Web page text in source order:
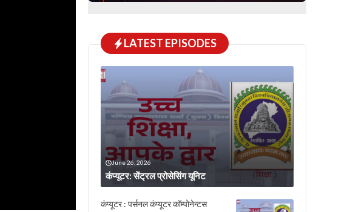
LATEST EPISODES
June 26, 2026
कंप्यूटर: सेंट्रल प्रोसेसिंग यूनिट
कंप्यूटर : पर्सनल कंप्यूटर कॉम्पोनेन्टस